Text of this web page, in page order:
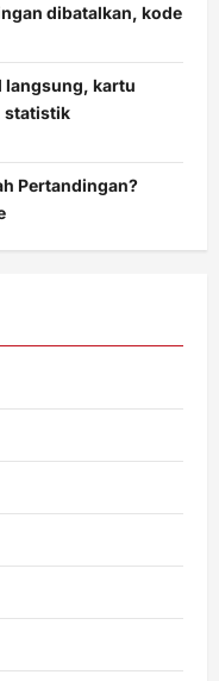
dibatalkan, kode
kartu
statistik
Pertandingan?